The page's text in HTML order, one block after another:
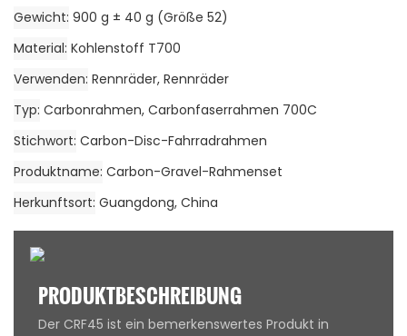
Gewicht 900 g ± 40 g (Größe 52)
Material Kohlenstoff T700
Verwenden Rennräder, Rennräder
Typ Carbonrahmen, Carbonfaserrahmen 700C
Stichwort Carbon-Disc-Fahrradrahmen
Produktname Carbon-Gravel-Rahmenset
Herkunftsort Guangdong, China
PRODUKTBESCHREIBUNG
Der CRF45 ist ein bemerkenswertes Produkt in